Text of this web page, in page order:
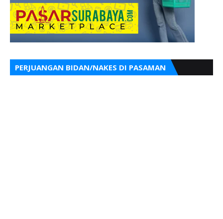
PERJUANGAN BIDAN/NAKES DI PASAMAN